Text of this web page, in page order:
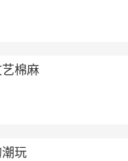
棉麻
玩